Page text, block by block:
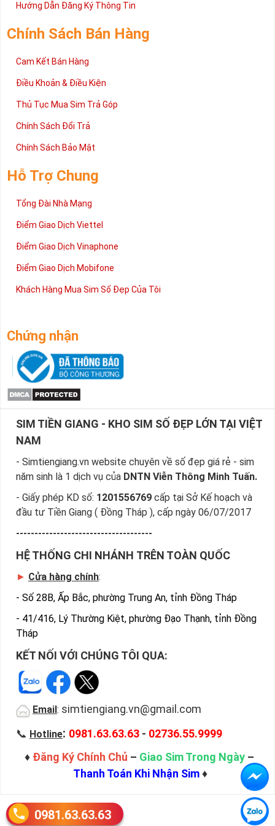
2 đang được rất nhiều khách hàng tin tưởng lựa chọn trên thị
cấp trong bài viết này sẽ giúp bạn hiểu rõ ý nghĩa và các bước đặt
mua sim số tại Sim Tiền Giang nhanh chóng nhất.
Chúc quý khách tìm được chiếc sim Tứ quý 2 như ý!
Hướng Dẫn Đăng Ký Thông Tin
Chính Sách Bán Hàng
Cam Kết Bán Hàng
Điều Khoản & Điều Kiện
Thủ Tục Mua Sim Trả Góp
Chính Sách Đổi Trả
Chính Sách Bảo Mật
Hỗ Trợ Chung
Tổng Đài Nhà Mạng
Điểm Giao Dịch Viettel
Điểm Giao Dịch Vinaphone
Điểm Giao Dịch Mobifone
Khách Hàng Mua Sim Số Đẹp Của Tôi
Chứng nhận
SIM TIỀN GIANG - KHO SIM SỐ ĐẸP LỚN TẠI VIỆT
NAM
- Simtiengiang.vn website chuyên về số đẹp giá rẻ - sim
năm sinh là 1 dịch vụ của DNTN Viễn Thông Minh Tuấn.
- Giấy phép KD số: 1201556769 cấp tại Sở Kế hoạch và
đầu tư Tiền Giang ( Đồng Tháp ), cấp ngày 06/07/2017
-------------------------------------
HỆ THỐNG CHI NHÁNH TRÊN TOÀN QUỐC
► Cửa hàng chính:
- Số 28B, Ấp Bắc, phường Trung An, tỉnh Đồng Tháp
- 41/416, Lý Thường Kiệt, phường Đạo Thạnh, tỉnh Đồng
Tháp
KẾT NỐI VỚI CHÚNG TÔI QUA:
Email : simtiengiang.vn@gmail.com
📞 Hotline: 0981.63.63.63 - 02736.55.9999
♦ Đăng Ký Chính Chủ – Giao Sim Trong Ngày –
Thanh Toán Khi Nhận Sim♦
0981.63.63.63